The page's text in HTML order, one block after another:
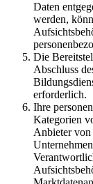
Daten
werden,
Die
Abschluss
erforderlich.
Ihre
Kategorien
Anbieter von